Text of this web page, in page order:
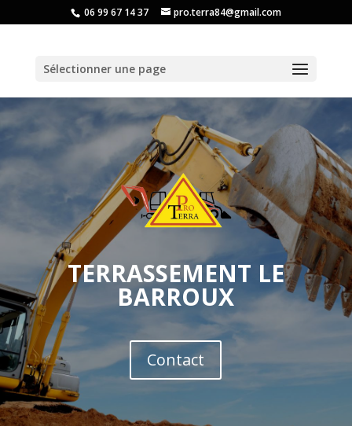
06 99 67 14 37 pro.terra84@gmail.com
Sélectionner une page
TERRASSEMENT LE
BARROUX
Contact